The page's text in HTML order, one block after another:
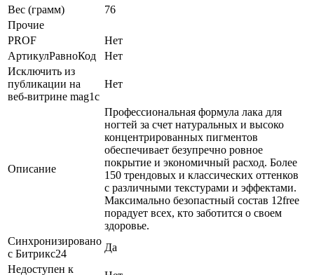
Вес (грамм)
76
Прочие
PROF
Нет
АртикулРавноКод
Нет
Исключить из
публикации на
веб-витрине mag1c
Нет
Описание
Профессиональная формула лака для
ногтей за счет натуральных и высоко
концентрированных пигментов
обеспечивает безупречно ровное
покрытие и экономичный расход. Более
150 трендовых и классических оттенков
с различными текстурами и эффектами.
Максимально безопастный состав 12free
порадует всех, кто заботится о своем
здоровье.
Синхронизировано
с Битрикс24
Да
Недоступен к